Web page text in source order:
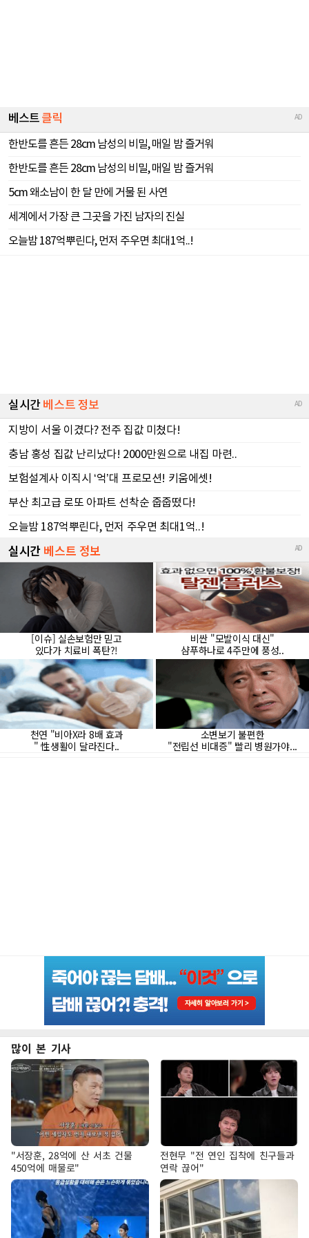
많이 본 기사
"서장훈, 28억에 산 서초 건물
450억에 매물로"
전현무 "전 연인 집착에 친구들과
연락 끊어"